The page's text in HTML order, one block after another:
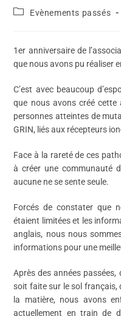
Evènements passés
1er anniversaire de
que nous avons pu réaliser
C’est avec beaucoup
que nous avons créé
personnes atteintes de
GRIN, liés aux récepteurs
Face à la rareté de ces
à créer une communauté
aucune ne se sente seule.
Forcés de constater que
étaient limitées et les
anglais, nous nous
informations pour une
Après des années passées,
soit faite sur le sol français,
la matière, nous avons
actuellement en train de